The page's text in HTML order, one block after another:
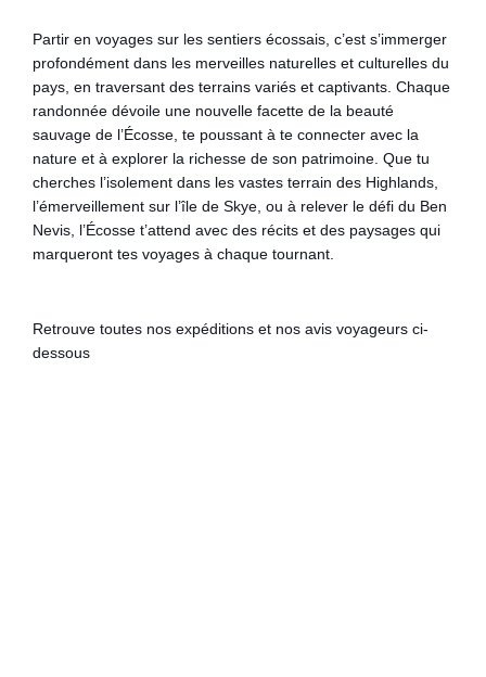
Partir en voyages sur les sentiers écossais, c’est s’immerger
profondément dans les merveilles naturelles et culturelles du
pays, en traversant des terrains variés et captivants. Chaque
randonnée dévoile une nouvelle facette de la beauté
sauvage de l’Écosse, te poussant à te connecter avec la
nature et à explorer la richesse de son patrimoine. Que tu
cherches l’isolement dans les vastes terrain des Highlands,
l’émerveillement sur l’île de Skye, ou à relever le défi du Ben
Nevis, l’Écosse t’attend avec des récits et des paysages qui
marqueront tes voyages à chaque tournant.
Retrouve toutes nos expéditions et nos avis voyageurs ci-
dessous